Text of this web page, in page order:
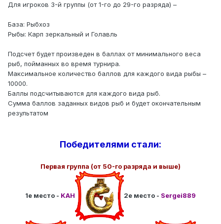
Для игроков 3-й группы (от 1-го до 29-го разряда) –
База: Рыбхоз
Рыбы: Карп зеркальный и Голавль
Подсчет будет произведен в баллах от минимального веса
рыб, пойманных во время турнира.
Максимальное количество баллов для каждого вида рыбы –
10000.
Баллы подсчитываются для каждого вида рыб.
Сумма баллов заданных видов рыб и будет окончательным
результатом
Победителями стали:
Первая группа (от 50-го разряда и выше)
1е место - KAH 2е место - Sergei889